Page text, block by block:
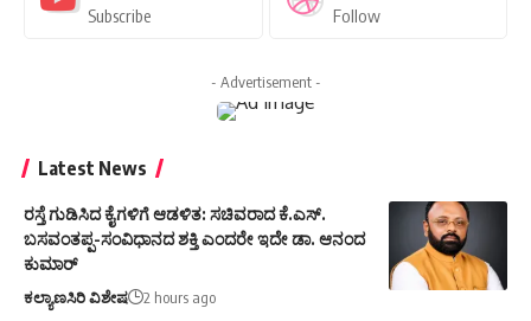
Subscribe Follow
- Advertisement -
Latest News
ರಸ್ತೆ ಗುಡಿಸಿದ ಕೈಗಳಿಗೆ ಆಡಳಿತ: ಸಚಿವರಾದ ಕೆ.ಎಸ್.
ಬಸವಂತಪ್ಪ-ಸಂವಿಧಾನದ ಶಕ್ತಿ ಎಂದರೇ ಇದೇ ಡಾ. ಆನಂದ
ಕುಮಾರ್
ಕಲ್ಯಾಣಸಿರಿ ವಿಶೇಷ 2 hours ago